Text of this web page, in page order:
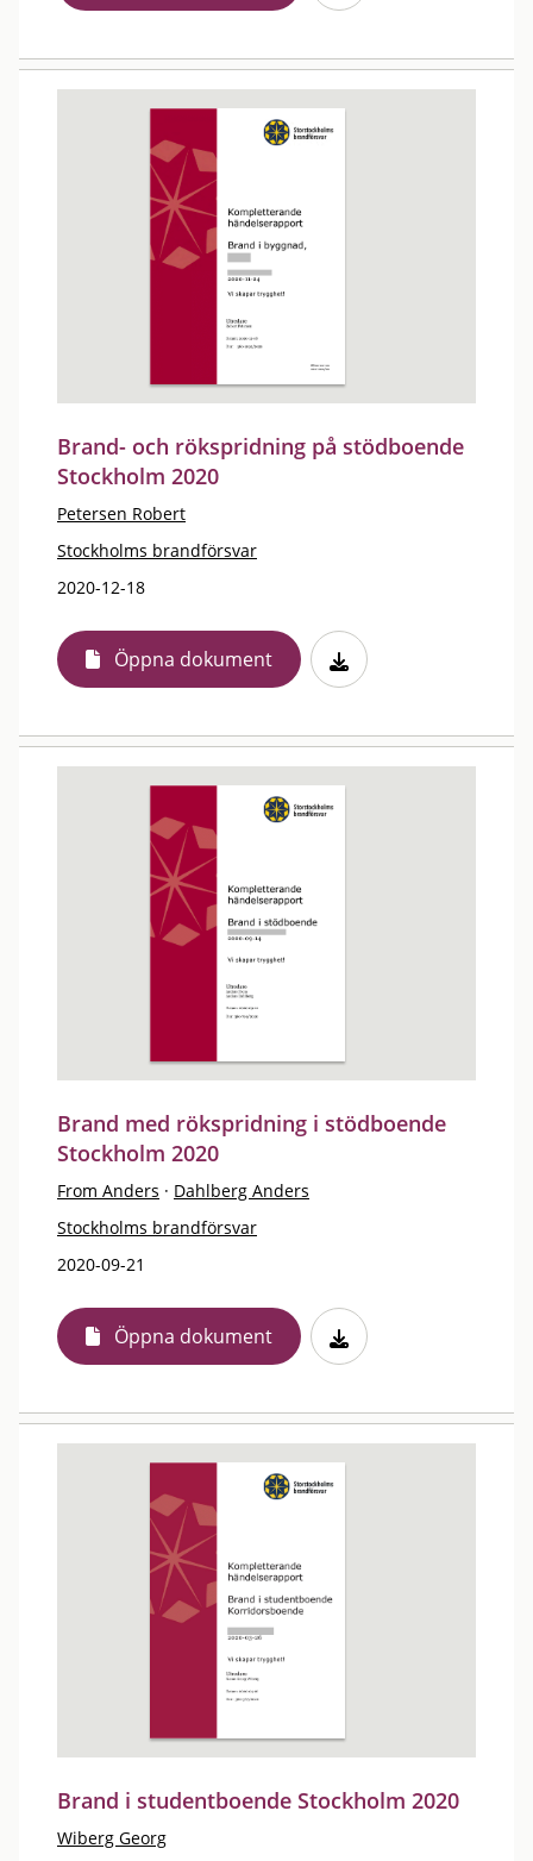
Brand- och rökspridning på stödboende
Stockholm 2020
Petersen Robert
Stockholms brandförsvar
2020-12-18
Öppna dokument
Brand med rökspridning i stödboende
Stockholm 2020
From Anders · Dahlberg Anders
Stockholms brandförsvar
2020-09-21
Öppna dokument
Brand i studentboende Stockholm 2020
Wiberg Georg